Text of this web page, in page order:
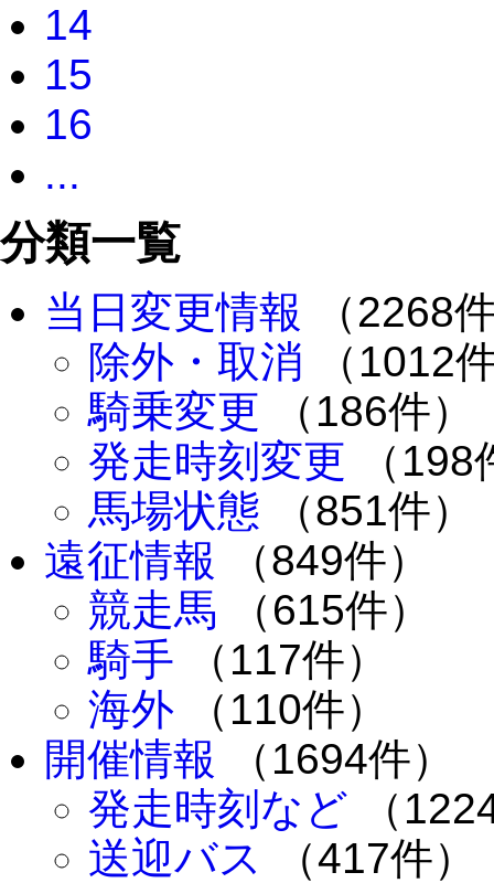
14
15
16
...
分類一覧
当日変更情報 （2268
除外・取消 （1012
騎乗変更 （186件）
発走時刻変更 （198
馬場状態 （851件）
遠征情報 （849件）
競走馬 （615件）
騎手 （117件）
海外 （110件）
開催情報 （1694件）
発走時刻など （
送迎バス
（417件）